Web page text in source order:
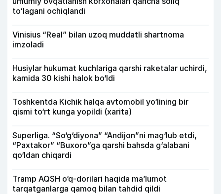
toʻlagani ochiqlandi
Vinisius “Real” bilan uzoq muddatli shartnoma
imzoladi
Husiylar hukumat kuchlariga qarshi raketalar uchirdi,
kamida 30 kishi halok bo‘ldi
Toshkentda Kichik halqa avtomobil yo‘lining bir
qismi to‘rt kunga yopildi (xarita)
Superliga. “So‘g‘diyona” “Andijon”ni mag‘lub etdi,
“Paxtakor” “Buxoro”ga qarshi bahsda g‘alabani
qo‘ldan chiqardi
Tramp AQSH o‘q-dorilari haqida ma’lumot
tarqatganlarga qamoq bilan tahdid qildi